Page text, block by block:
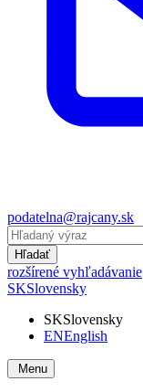
podatelna@rajcany.sk
Hľadať
rozšírené vyhľadávanie
SKSlovensky
SKSlovensky
ENEnglish
Menu